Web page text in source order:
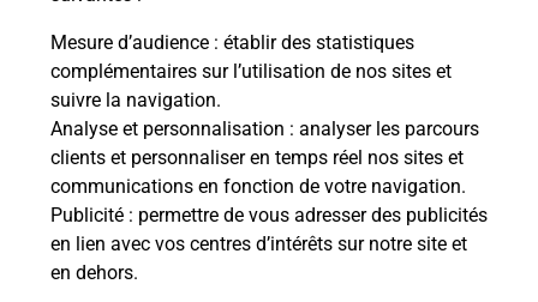
Mesure d’audience : établir des statistiques
complémentaires sur l’utilisation de nos sites et
suivre la navigation.
Analyse et personnalisation : analyser les parcours
clients et personnaliser en temps réel nos sites et
communications en fonction de votre navigation.
Publicité : permettre de vous adresser des publicités
en lien avec vos centres d’intérêts sur notre site et
en dehors.
Questions fréquemment posées
Comment retourner un colis acheté
en ligne depuis votre boîte aux lettres
?